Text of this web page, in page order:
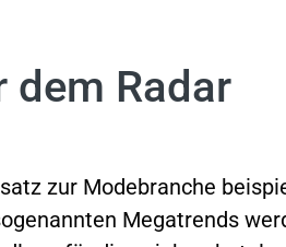
dem Radar
zur Modebranche
Megatrends